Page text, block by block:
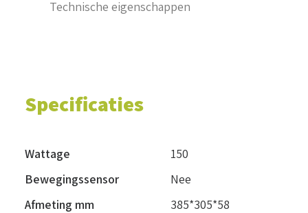
Technische eigenschappen
Specificaties
Wattage
150
Bewegingssensor
Nee
Afmeting mm
385*305*58